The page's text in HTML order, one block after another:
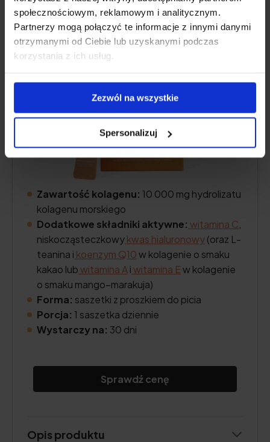
społecznościowym, reklamowym i analitycznym.
Partnerzy mogą połączyć te informacje z innymi danymi
otrzymanymi od Ciebie lub uzyskanymi podczas
korzystania z ich usług.
Zezwól na wszystkie
Spersonalizuj
5.0
Zawartość kolagenu: 10 000 mg hydrolizatu
kolagenu morskiego
Dodatkowe składniki aktywne: witamina C
niskocząsteczkowykwas hialuronowy(oraz L-
teanina i koenzym Q10w kolagenie o smaku
kakao lubwitamina Aiwitamina Ew kolagenie
o smaku mango–marakuja)
Forma: saszetki z proszkiem do picia
Porcja: 1 saszetka dziennie
Wystarczy na: 30 dni
Sprawdź cenę
Opis produktu